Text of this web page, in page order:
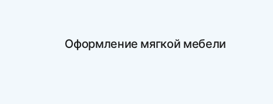
Оформление мягкой мебели